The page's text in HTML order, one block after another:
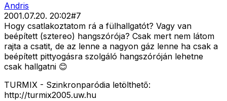
Andris
2001.07.20. 20:02#7
Hogy csatlakoztatom rá a fülhallgatót? Vagy van
beépített (sztereo) hangszórója? Csak mert nem látom
rajta a csatit, de az lenne a nagyon gáz lenne ha csak a
beépített pittyogásra szolgáló hangszóróján lehetne
csak hallgatni 😊
TURMIX - Szinkronparódia letölthető:
http://turmix2005.uw.hu